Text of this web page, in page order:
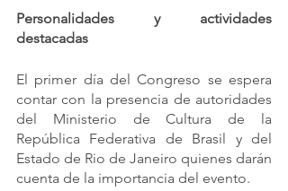
Personalidades y actividades
destacadas
El primer día del Congreso se espera
contar con la presencia de autoridades
del Ministerio de Cultura de la
República Federativa de Brasil y del
Estado de Rio de Janeiro quienes darán
cuenta de la importancia del evento.